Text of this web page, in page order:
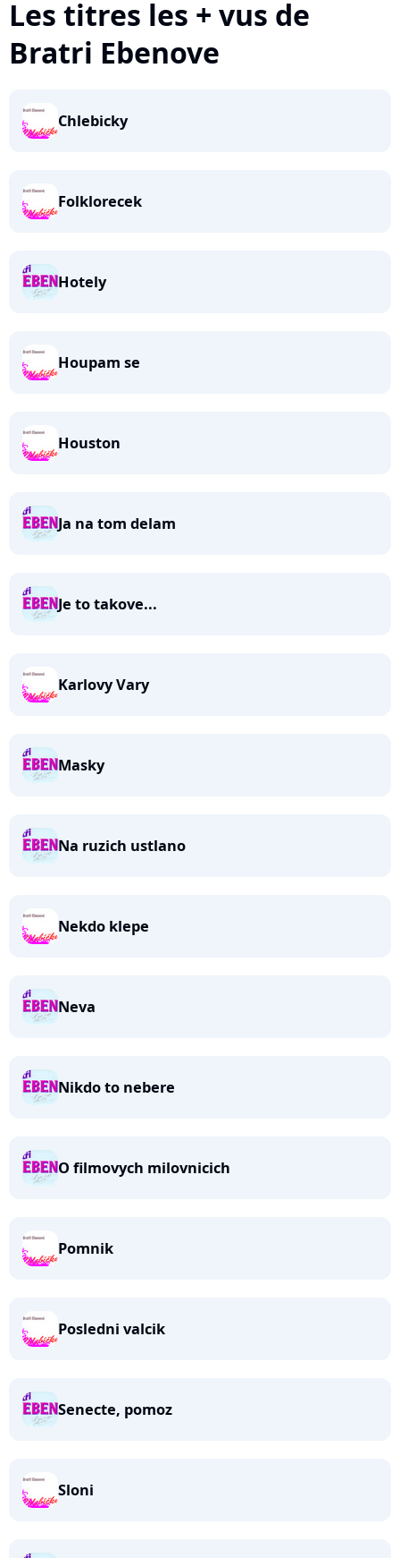
Les titres les + vus de
Bratri Ebenove
Chlebicky
Folklorecek
Hotely
Houpam se
Houston
Ja na tom delam
Je to takove...
Karlovy Vary
Masky
Na ruzich ustlano
Nekdo klepe
Neva
Nikdo to nebere
O filmovych milovnicich
Pomnik
Posledni valcik
Senecte, pomoz
Sloni